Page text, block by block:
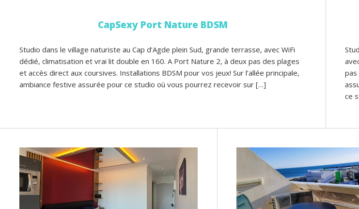
CapSexy Port Nature BDSM
Studio dans le village naturiste au Cap d’Agde plein Sud, grande terrasse, avec WiFi
dédié, climatisation et vrai lit double en 160. A Port Nature 2, à deux pas des plages
et accès direct aux coursives. Installations BDSM pour vos jeux! Sur l’allée principale,
ambiance festive assurée pour ce studio où vous pourrez recevoir sur […]
pas
ce